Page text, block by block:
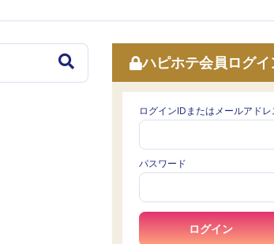
ハピホテ会員ログイ
ログインIDまたはメールアドレ
パスワード
ログイン